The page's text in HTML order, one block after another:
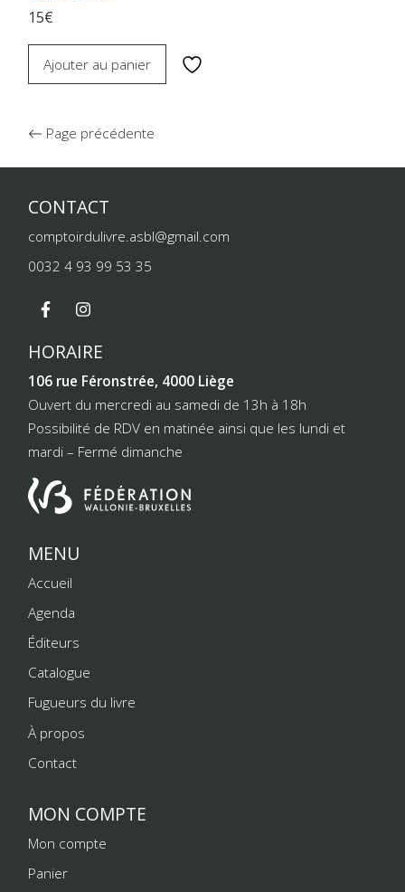
15€
Ajouter au panier
Page précédente
CONTACT
comptoirdulivre.asbl@gmail.com
0032 4 93 99 53 35
HORAIRE
106 rue Féronstrée, 4000 Liège
Ouvert du mercredi au samedi de 13h à 18h
Possibilité de RDV en matinée ainsi que les lundi et
mardi – Fermé dimanche
MENU
Accueil
Agenda
Éditeurs
Catalogue
Fugueurs du livre
À propos
Contact
MON COMPTE
Mon compte
Panier